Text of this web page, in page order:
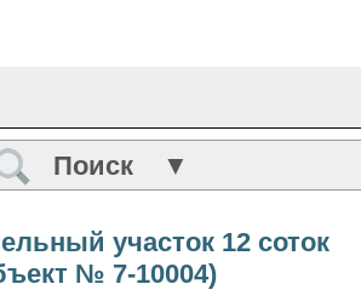
Поиск ▼
участок 12 соток
№ 7-10004)